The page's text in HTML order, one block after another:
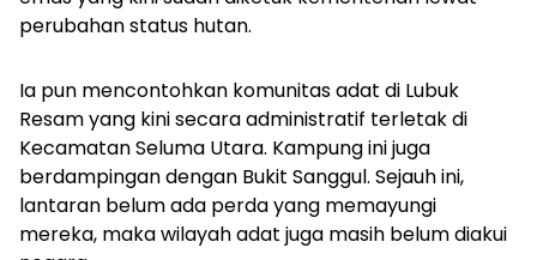
perubahan status hutan.
Ia pun mencontohkan komunitas adat di Lubuk
Resam yang kini secara administratif terletak di
Kecamatan Seluma Utara. Kampung ini juga
berdampingan dengan Bukit Sanggul. Sejauh ini,
lantaran belum ada perda yang memayungi
mereka, maka wilayah adat juga masih belum diakui